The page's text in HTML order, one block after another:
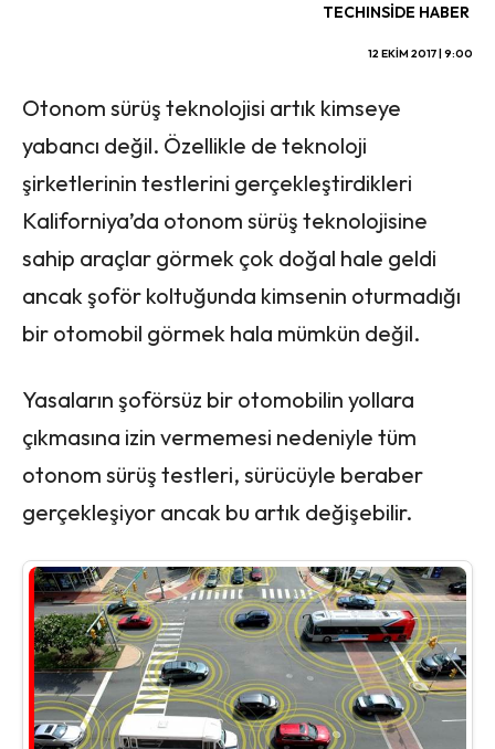
TECHINSIDE HABER
12 EKIM 2017 | 9:00
Otonom sürüş teknolojisi artık kimseye
yabancı değil. Özellikle de teknoloji
şirketlerinin testlerini gerçekleştirdikleri
Kaliforniya’da otonom sürüş teknolojisine
sahip araçlar görmek çok doğal hale geldi
ancak şoför koltuğunda kimsenin oturmadığı
bir otomobil görmek hala mümkün değil.
Yasaların şoförsüz bir otomobilin yollara
çıkmasına izin vermemesi nedeniyle tüm
otonom sürüş testleri, sürücüyle beraber
gerçekleşiyor ancak bu artık değişebilir.